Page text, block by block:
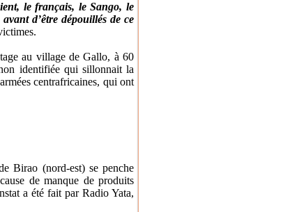
le français, le Sango, le
d’être dépouillés de ce
au village de Gallo, à 60
identifiée qui sillonnait la
centrafricaines, qui ont
Birao (nord-est) se penche
de manque de produits
a été fait par Radio Yata,